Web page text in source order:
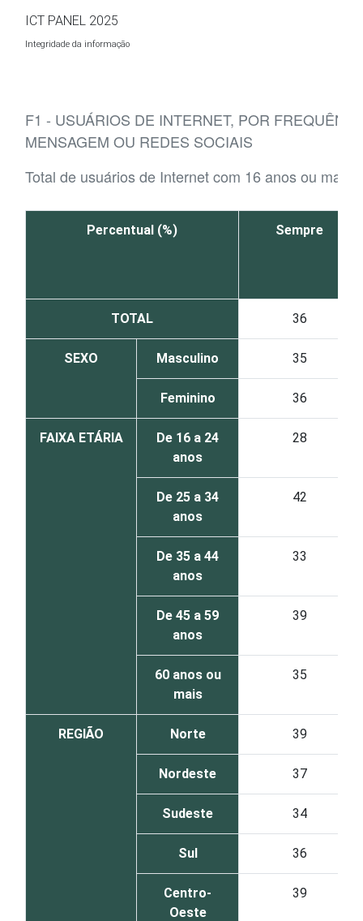
ICT PANEL 2025
Integridade da informação
F1 - USUÁRIOS DE INTERNET, POR
MENSAGEM OU REDES SOCIAIS
Total de usuários de Internet com 16 anos ou mais
Percentual (%) Sempre
TOTAL 36
SEXO Masculino 35
Feminino 36
FAIXA ETÁRIA
De 16 a 24
anos
28
De 25 a 34
anos
42
De 35 a 44
anos
33
De 45 a 59
anos
39
60 anos ou
mais
35
REGIÃO Norte 39
Nordeste 37
Sudeste 34
Sul 36
Centro-
Oeste
39